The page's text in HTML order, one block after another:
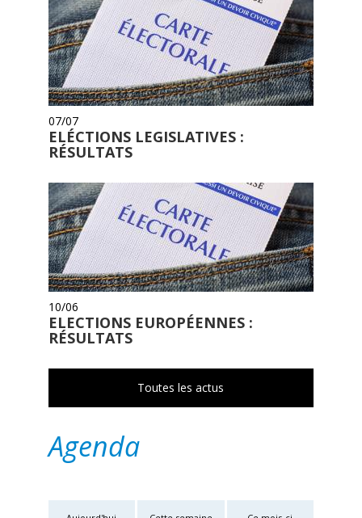
07/07
ELÉCTIONS LEGISLATIVES :
RÉSULTATS
10/06
ELECTIONS EUROPÉENNES :
RÉSULTATS
Toutes les actus
Agenda